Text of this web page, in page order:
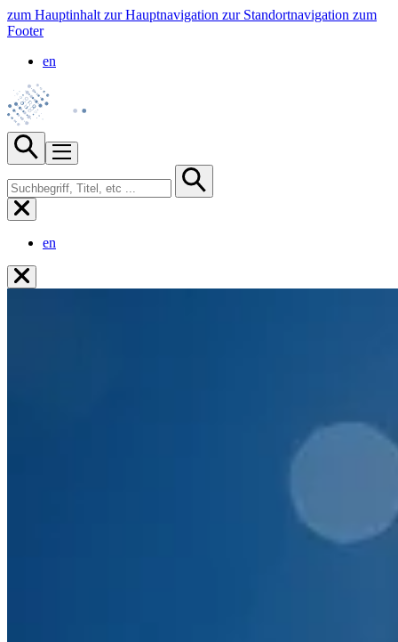
zum Hauptinhalt zur Hauptnavigation zur Standortnavigation zum
Footer
en
en